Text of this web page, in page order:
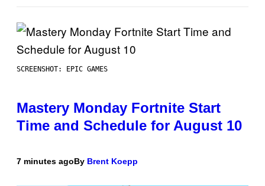
SCREENSHOT: EPIC GAMES
Mastery Monday Fortnite Start
Time and Schedule for August 10
7 minutes agoBy Brent Koepp